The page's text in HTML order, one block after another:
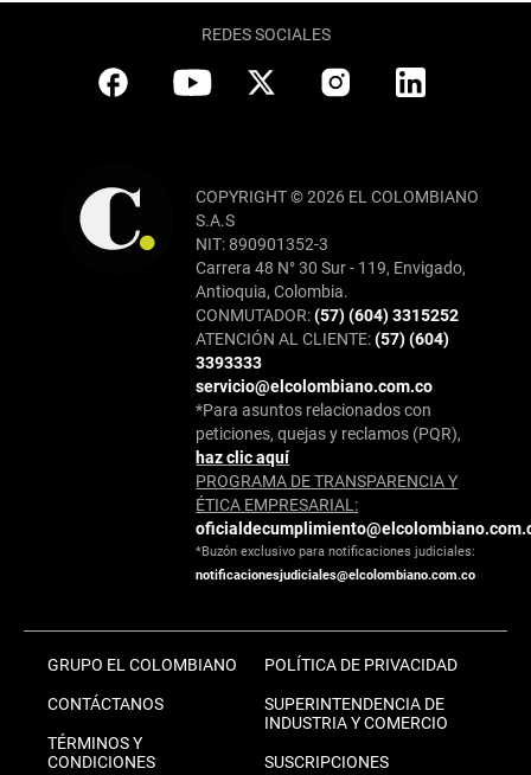
REDES SOCIALES
COPYRIGHT © 2026 EL COLOMBIANO
S.A.S
NIT: 890901352-3
Carrera 48 N° 30 Sur - 119, Envigado,
Antioquia, Colombia.
CONMUTADOR:(57) (604) 3315252
ATENCIÓN AL CLIENTE:(57) (604)
3393333
servicio@elcolombiano.com.co
*Para asuntos relacionados con
peticiones, quejas y reclamos (PQR),
haz clic aquí
PROGRAMA DE TRANSPARENCIA Y
ÉTICA EMPRESARIAL:
*Buzón exclusivo para notificaciones judiciales:
notificacionesjudiciales@elcolombiano.com.co
GRUPO EL COLOMBIANO
CONTÁCTANOS
TÉRMINOS Y
CONDICIONES
POLÍTICA DE PRIVACIDAD
SUPERINTENDENCIA DE
INDUSTRIA Y COMERCIO
SUSCRIPCIONES